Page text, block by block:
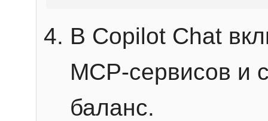
В Copilot Chat
MCP-сервисов и
баланс.